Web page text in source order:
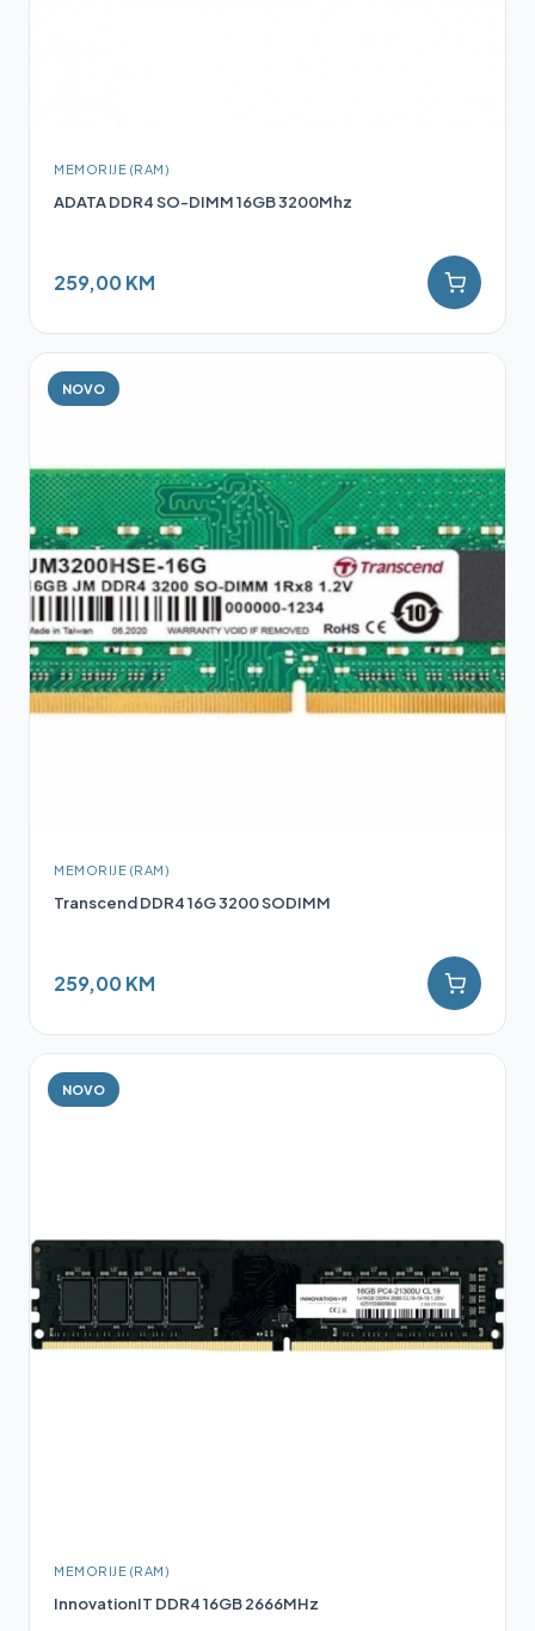
MEMORIJE (RAM)
ADATA DDR4 SO-DIMM 16GB 3200Mhz
259,00 KM
NOVO
MEMORIJE (RAM)
Transcend DDR4 16G 3200 SODIMM
259,00 KM
NOVO
MEMORIJE (RAM)
InnovationIT DDR4 16GB 2666MHz